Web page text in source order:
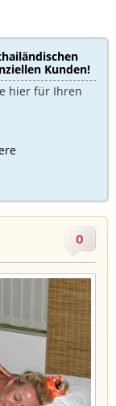
Kunden!​
hier für Ihren
0